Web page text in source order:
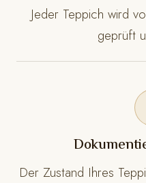
Jeder Teppich wird
geprüft
Der Zustand Ihres